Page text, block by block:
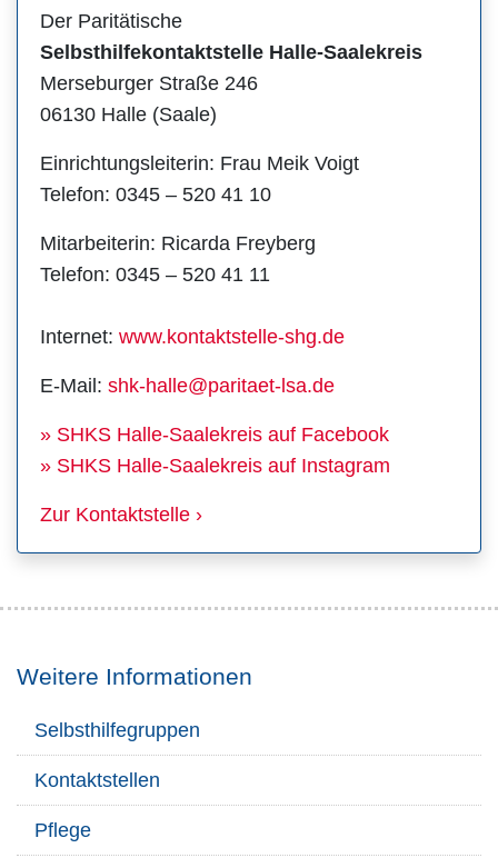
Der Paritätische
Selbsthilfekontaktstelle Halle-Saalekreis
Merseburger Straße 246
06130 Halle (Saale)
Einrichtungsleiterin: Frau Meik Voigt
Telefon: 0345 – 520 41 10
Mitarbeiterin: Ricarda Freyberg
Telefon: 0345 – 520 41 11
Internet: www.kontaktstelle-shg.de
E-Mail: shk-halle@paritaet-lsa.de
» SHKS Halle-Saalekreis auf Facebook
» SHKS Halle-Saalekreis auf Instagram
Zur Kontaktstelle ›
Weitere Informationen
Selbsthilfegruppen
Kontaktstellen
Pflege